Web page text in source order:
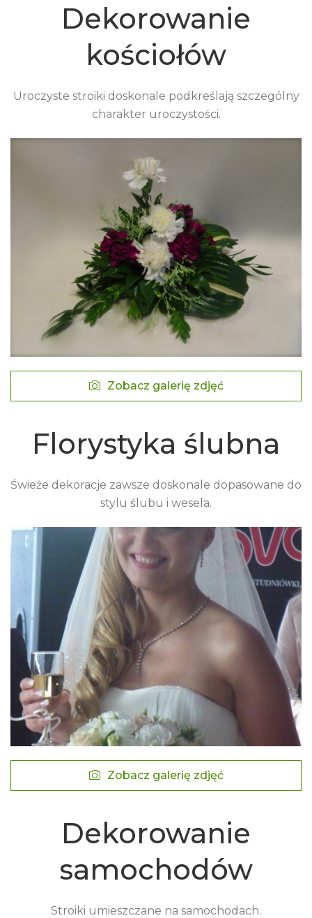
Dekorowanie
kościołów
Uroczyste stroiki doskonale podkreślają szczególny
charakter uroczystości.
Zobacz galerię zdjęć
Florystyka ślubna
Świeże dekoracje zawsze doskonale dopasowane do
stylu ślubu i wesela.
Zobacz galerię zdjęć
Dekorowanie
samochodów
Stroiki umieszczane na samochodach.